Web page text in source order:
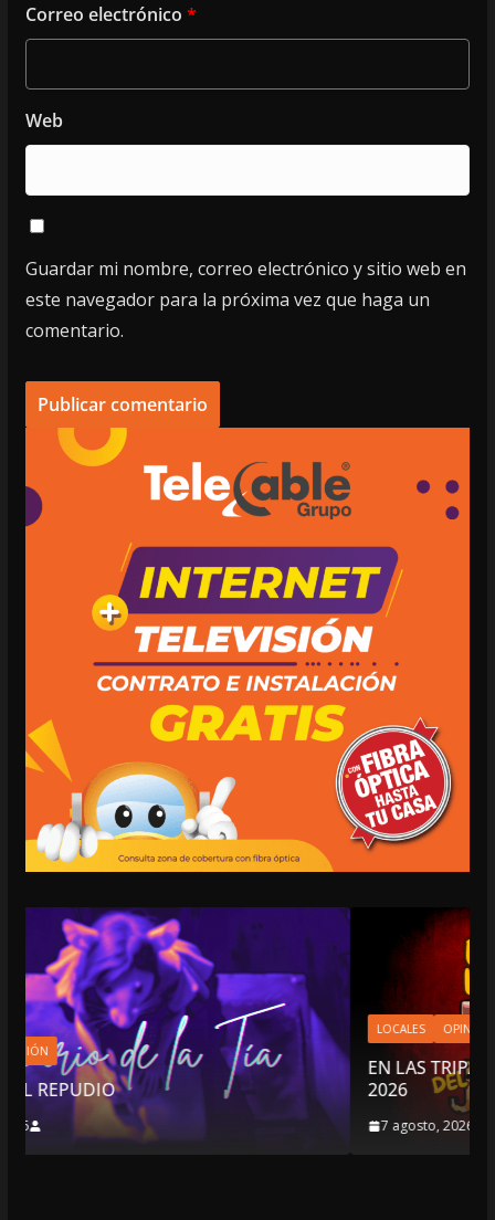
Correo electrónico *
Web
Guardar mi nombre, correo electrónico y sitio web en
este navegador para la próxima vez que haga un
comentario.
LOCALES OPINIÓN
EN LAS TRIPAS DEL JAGUAR: 07 DE AGOSTO
2026
7 agosto, 2026